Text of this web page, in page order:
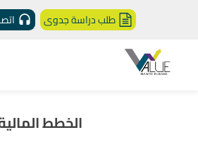
طلب دراسة جدوى
الخطط